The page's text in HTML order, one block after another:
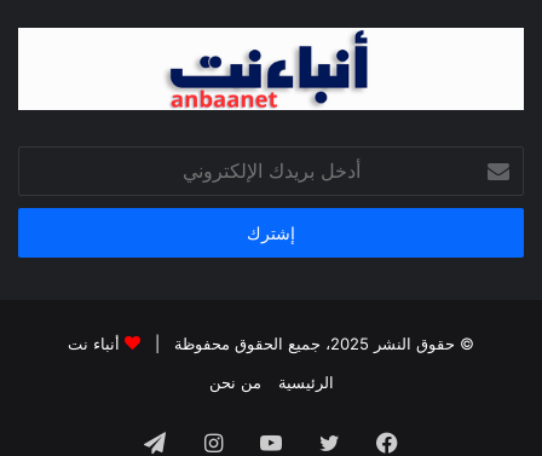
بريدك
الإلكتروني
© حقوق النشر 2025، جميع الحقوق محفوظة |
أنباء نت
الرئيسية
من نحن
فيسبوك تويتر يوتيوبانستقرامتيلقرام